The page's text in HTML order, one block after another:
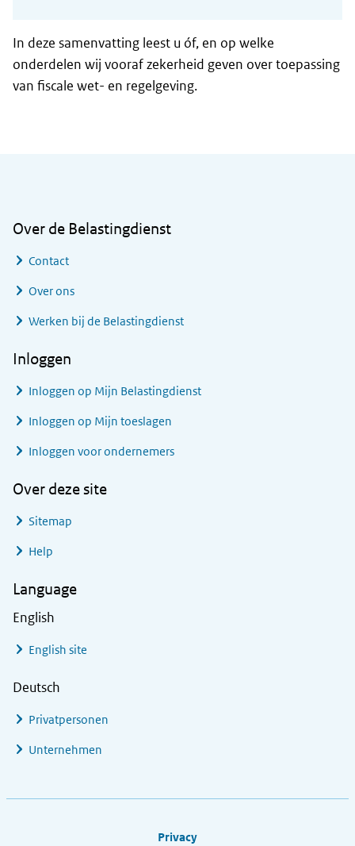
In deze samenvatting leest u óf, en op welke
onderdelen wij vooraf zekerheid geven over toepassing
van fiscale wet- en regelgeving.
Over de Belastingdienst
Contact
Over ons
Werken bij de Belastingdienst
Inloggen
Inloggen op Mijn Belastingdienst
Inloggen op Mijn toeslagen
Inloggen voor ondernemers
Over deze site
Sitemap
Help
Language
English
English site
Deutsch
Privatpersonen
Unternehmen
Privacy